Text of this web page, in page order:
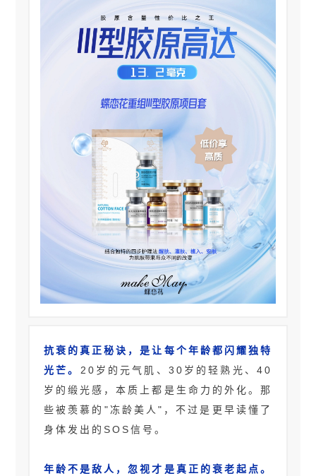
抗衰的真正秘诀，是让每个年龄都闪耀独特
光芒。 20岁的元气肌、30岁的轻熟光、40
岁的缎光感，本质上都是生命力的外化。那
些被羡慕的"冻龄美人"，不过是更早读懂了
身体发出的SOS信号。
年龄不是敌人，忽视才是真正的衰老起点。